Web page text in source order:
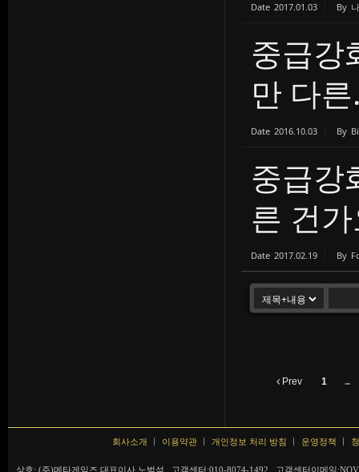
Date 2017.01.03 By
중급강
만 다
Date 2016.10.03 By
중급강
른 건
Date 2017.02.19 By
Prev 1 ...
회사소개 이용약관 개인정보 처리 방침 운영정책
상호: (주)메타게임즈 대표이사 노범석 . 고객센터:010-8074-1492 . 고객센터이메일